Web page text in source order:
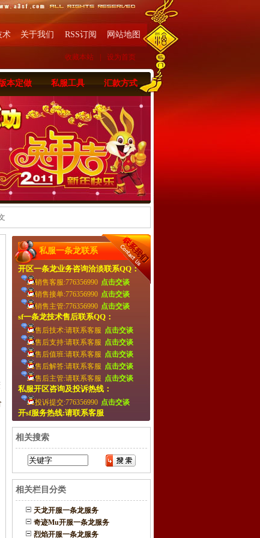
术 关于我们 RSS订阅 网站地图
收藏本站 设为首页
本定做 私服工具 汇款方式
私服一条龙联系
开区一条龙业务咨询洽淡联系QQ：
销售客服:776356990 点击交谈
销售接单:776356990 点击交谈
销售主管:776356990 点击交谈
sf一条龙技术售后联系QQ：
售后技术:请联系客服 点击交谈
售后支持:请联系客服 点击交谈
售后值班:请联系客服 点击交谈
售后解答:请联系客服 点击交谈
售后主管:请联系客服 点击交谈
私服开区咨询及投诉热线：
投诉提交:776356990 点击交谈
开sf服务热线:请联系客服
相关搜索
相关栏目分类
天龙开服一条龙服务
奇迹Mu开服一条龙服务
烈焰开服一条龙服务